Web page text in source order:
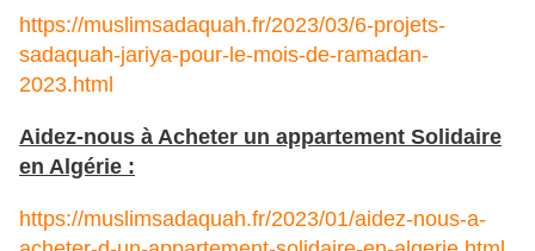
https://muslimsadaquah.fr/2023/03/6-projets-
sadaquah-jariya-pour-le-mois-de-ramadan-
2023.html
Aidez-nous à Acheter un appartement Solidaire
en Algérie :
https://muslimsadaquah.fr/2023/01/aidez-nous-a-